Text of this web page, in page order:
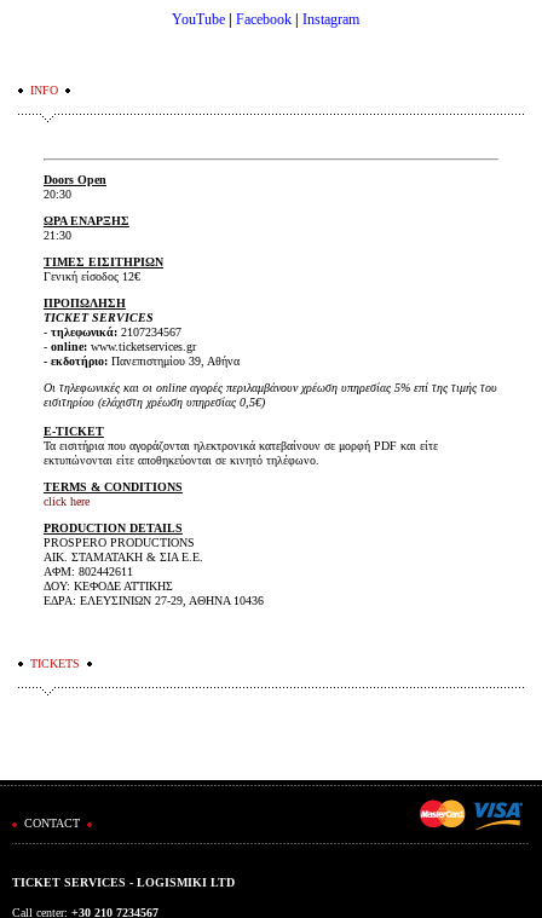
YouTube
Facebook Instagram
INFO
Doors Open
20:30
ΩΡΑ ΕΝΑΡΞΗΣ
21:30
ΤΙΜΕΣ ΕΙΣΙΤΗΡΙΩΝ
Γενική είσοδος 12€
ΠΡΟΠΩΛΗΣΗ
TICKET SERVICES
- τηλεφωνικά:2107234567
- online:www.ticketservices.gr
- εκδοτήριο: Πανεπιστημίου 39, Αθήνα
Οι τηλεφωνικές και οι online αγορές περιλαμβάνουν χρέωση υπηρεσίας 5% επί της τιμής του
εισιτηρίου (ελάχιστη χρέωση υπηρεσίας 0,5€)
E-TICKET
Τα εισιτήρια που αγοράζονται ηλεκτρονικά κατεβαίνουν σε μορφή PDF και είτε
εκτυπώνονται είτε αποθηκεύονται σε κινητό τηλέφωνο.
TERMS & CONDITIONS
click here
PRODUCTION DETAILS
PROSPERO PRODUCTIONS
ΑΙΚ. ΣΤΑΜΑΤΑΚΗ & ΣΙΑ Ε.Ε.
ΑΦΜ: 802442611
ΔΟΥ: ΚΕΦΟΔΕ ΑΤΤΙΚΗΣ
ΕΔΡΑ: ΕΛΕΥΣΙΝΙΩΝ 27-29, ΑΘΗΝΑ 10436
TICKETS
CONTACT
TICKET SERVICES - LOGISMIKI LTD
Call center: +30 210 7234567